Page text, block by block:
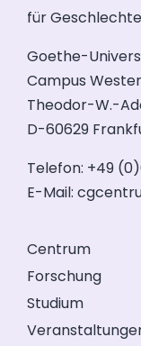
für
Goethe-
Campus
Theodor-W.-
D-60629
Telefon: +49
E-Mail:
Centrum
Forschung
Studium